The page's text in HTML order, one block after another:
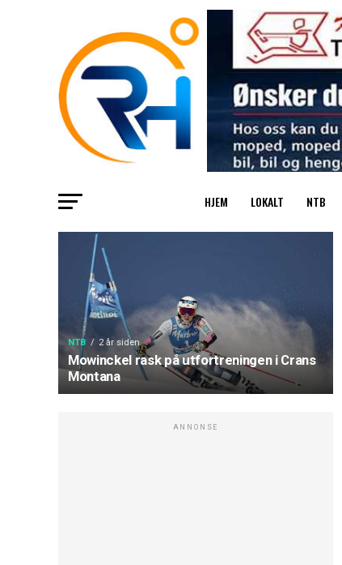
HJEM LOKALT NTB
NTB 2 år siden
Mowinckel rask på utfortreningen i Crans
Montana
ANNONSE